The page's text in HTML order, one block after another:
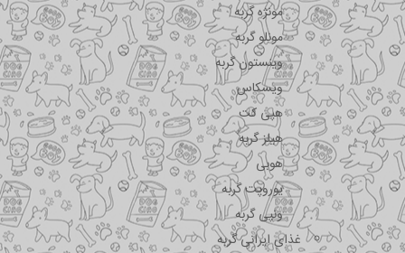
مونژه گربه
مونلو گربه
وینستون گربه
ویسکاس
هپی کت
هیلز گربه
هوبی
یوروپت گربه
ونپی گربه
غذای ایرانی گربه